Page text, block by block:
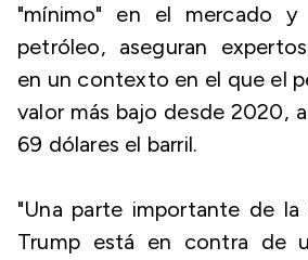
"mínimo" en el mercado
petróleo, aseguran
en un contexto en el que el
valor más bajo desde 2020,
69 dólares el barril.
"Una parte importante de
Trump está en contra de